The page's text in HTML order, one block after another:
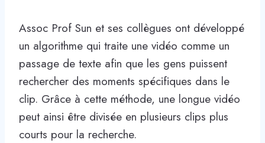
Assoc Prof Sun et ses collègues ont développé
un algorithme qui traite une vidéo comme un
passage de texte afin que les gens puissent
rechercher des moments spécifiques dans le
clip. Grâce à cette méthode, une longue vidéo
peut ainsi être divisée en plusieurs clips plus
courts pour la recherche.